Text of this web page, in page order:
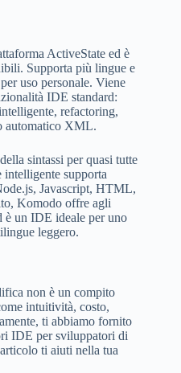
ActiveState ed è
Supporta più lingue e
uso personale. Viene
IDE standard:
refactoring,
automatico XML.
sintassi per quasi tutte
supporta
Javascript, HTML,
Komodo offre agli
è un IDE ideale per uno
leggero.
non è un compito
intuitività, costo,
ti abbiamo fornito
IDE per sviluppatori di
ti aiuti nella tua